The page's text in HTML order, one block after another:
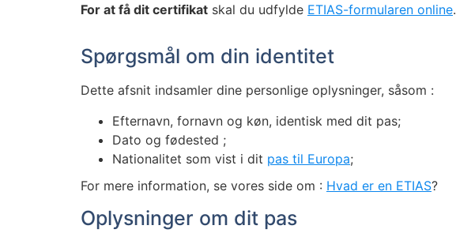
For at få dit certifikat skal du udfylde ETIAS-formularen online.
Spørgsmål om din identitet
Dette afsnit indsamler dine personlige oplysninger, såsom :
Efternavn, fornavn og køn, identisk med dit pas;
Dato og fødested ;
Nationalitet som vist i dit pas til Europa;
For mere information, se vores side om : Hvad er en ETIAS?
Oplysninger om dit pas